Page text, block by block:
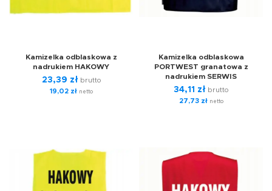
Kamizelka odblaskowa z
nadrukiem HAKOWY
23,39 zł brutto
19,02 złnetto
Kamizelka odblaskowa
PORTWEST granatowa z
nadrukiem SERWIS
34,11 zł brutto
27,73 złnetto